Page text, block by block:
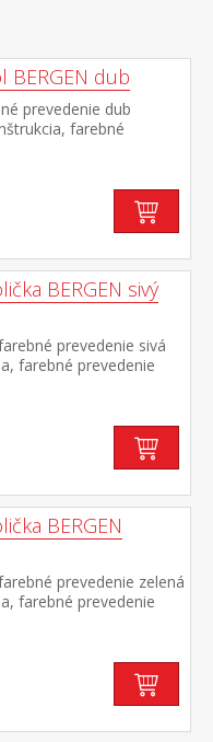
BERGEN dub
prevedenie dub
farebné
BERGEN sivý
prevedenie sivá
farebné prevedenie
cm
BERGEN
prevedenie zelená
farebné prevedenie
cm